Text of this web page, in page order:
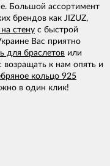
Большой ассортимент
брендов как JIZUZ,
стену с быстрой
Вас приятно
для браслетов или
возращать к нам опять и
кольцо 925
в один клик!